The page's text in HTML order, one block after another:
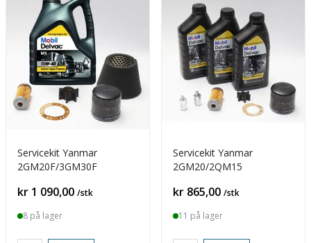
Servicekit Yanmar
2GM20F/3GM30F
Pris
kr 1 090,00 /stk
8 på lager
Servicekit Yanmar
2GM20/2QM15
Pris
kr 865,00 /stk
11 på lager